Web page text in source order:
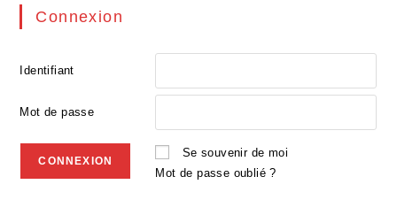
Connexion
Identifiant
Mot de passe
Se souvenir de moi
Mot de passe oublié ?